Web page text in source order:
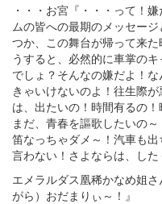
・・・お宮『・・・って！
ムの皆への最期のメッセー
つか、この舞台が帰って来
うすると、必然的に車掌の
でしょ？そんなの嫌だよ！
きゃいけないのよ！往生際
は、出たいの！時間有るの
まだ、青春を謳歌したいの
笛なっちゃダメ～！汽車も
言わない！さよならは、した
エメラルダス凰稀かなめ姐
がら）おだまりぃ～！』